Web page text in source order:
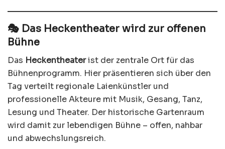
🎭 Das Heckentheater wird zur offenen
Bühne
Das Heckentheaterist der zentrale Ort für das
Bühnenprogramm. Hier präsentieren sich über den
Tag verteilt regionale Laienkünstler und
professionelle Akteure mit Musik, Gesang, Tanz,
Lesung und Theater. Der historische Gartenraum
wird damit zur lebendigen Bühne – offen, nahbar
und abwechslungsreich.